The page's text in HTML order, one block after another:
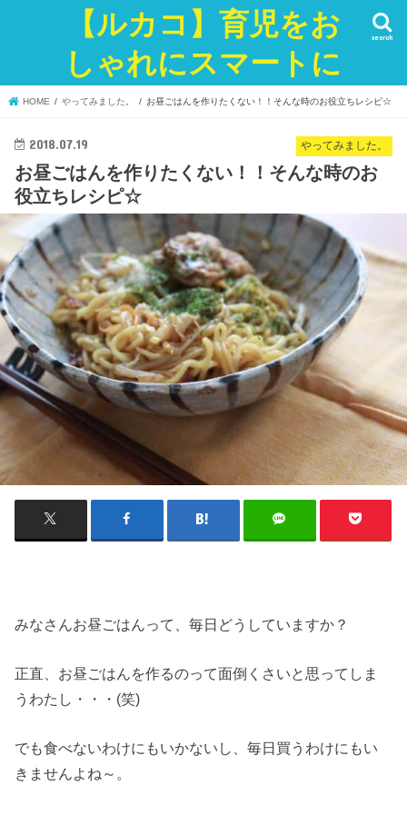
【ルカコ】育児をお
しゃれにスマートに
search
HOME やってみました。 お昼ごはんを作りたくない！！そんな時のお役立ちレシピ☆
やってみました。
2018.07.19
お昼ごはんを作りたくない！！そんな時のお
役立ちレシピ☆
みなさんお昼ごはんって、毎日どうしていますか？
正直、お昼ごはんを作るのって面倒くさいと思ってしま
うわたし・・・(笑)
でも食べないわけにもいかないし、毎日買うわけにもい
きませんよね～。